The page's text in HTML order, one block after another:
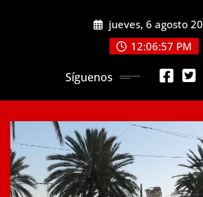
jueves, 6 agosto
12:06:57 PM
Síguenos